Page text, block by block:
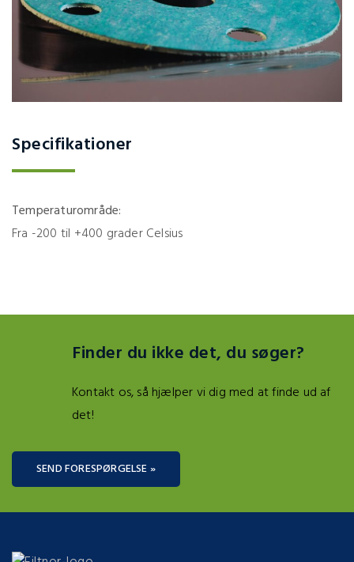
Specifikationer
Temperaturområde:
Fra -200 til +400 grader Celsius
Finder du ikke det, du søger?
Kontakt os, så hjælper vi dig med at finde ud af
det!
SEND FORESPØRGELSE »